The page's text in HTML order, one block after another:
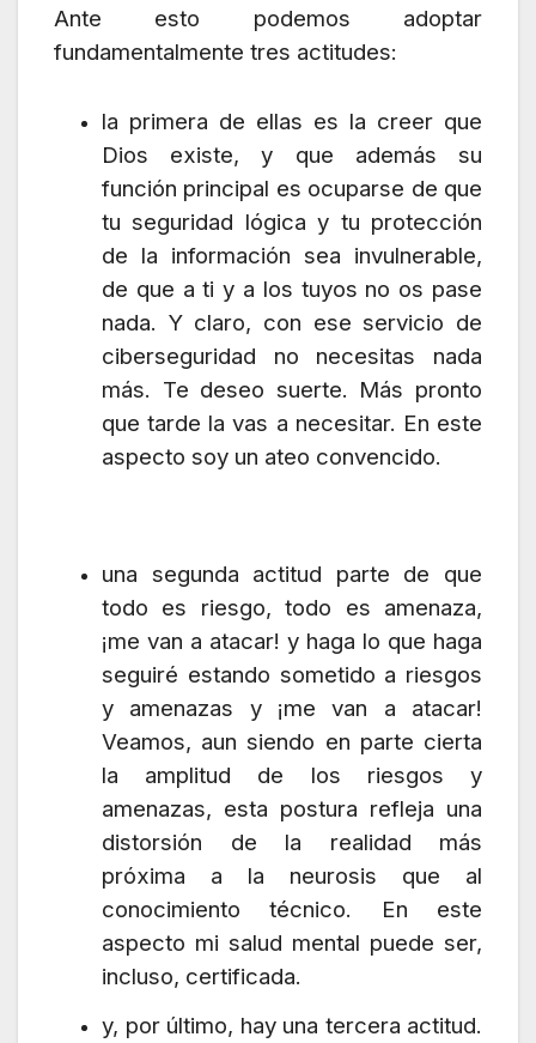
Ante esto podemos adoptar
fundamentalmente tres actitudes:
la primera de ellas es la creer que
Dios existe, y que además su
función principal es ocuparse de que
tu seguridad lógica y tu protección
de la información sea invulnerable,
de que a ti y a los tuyos no os pase
nada. Y claro, con ese servicio de
ciberseguridad no necesitas nada
más. Te deseo suerte. Más pronto
que tarde la vas a necesitar. En este
aspecto soy un ateo convencido.
una segunda actitud parte de que
todo es riesgo, todo es amenaza,
¡me van a atacar! y haga lo que haga
seguiré estando sometido a riesgos
y amenazas y ¡me van a atacar!
Veamos, aun siendo en parte cierta
la amplitud de los riesgos y
amenazas, esta postura refleja una
distorsión de la realidad más
próxima a la neurosis que al
conocimiento técnico. En este
aspecto mi salud mental puede ser,
incluso, certificada.
y, por último, hay una tercera actitud.